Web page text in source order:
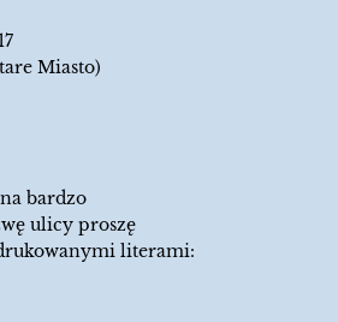
Miasto)
bardzo
ulicy proszę
literami: